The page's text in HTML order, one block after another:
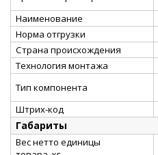
Наименование
Норма отгрузки
Страна происхождения
Технология монтажа
Тип компонента
Штрих-код
Габариты
Вес нетто единицы